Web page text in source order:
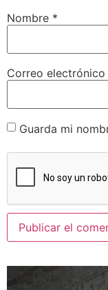
Nombre *
Correo electrónico
Guarda mi